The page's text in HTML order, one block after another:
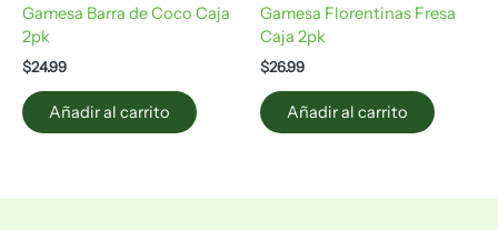
Gamesa Barra de Coco Caja
2pk
$24.99
Añadir al carrito
Gamesa Florentinas Fresa
Caja 2pk
$26.99
Añadir al carrito